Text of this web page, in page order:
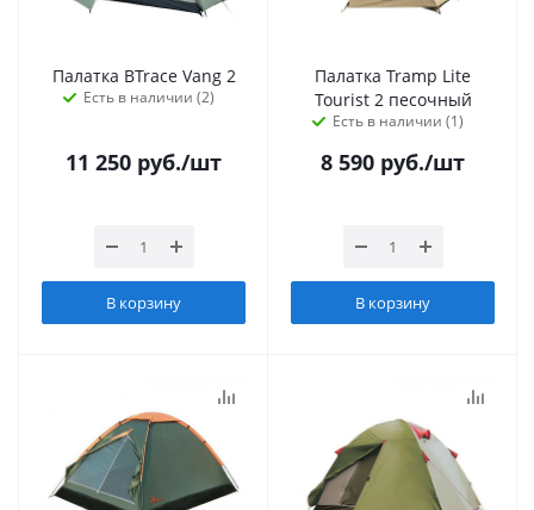
Палатка BTrace Vang 2
Есть в наличии (2)
11 250 руб./шт
В корзину
Палатка Tramp Lite
Tourist 2 песочный
Есть в наличии (1)
8 590 руб./шт
В корзину